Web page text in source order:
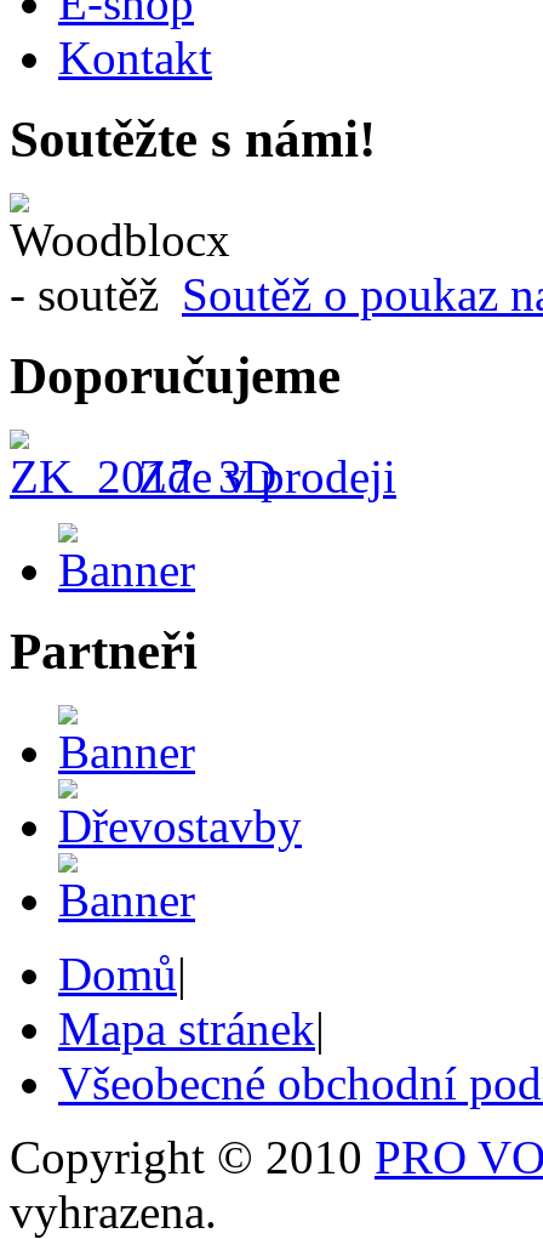
Kontakt
Soutěžte s námi!
Soutěž o poukaz
Doporučujeme
Zde v prodeji
Partneři
Domů|
Mapa stránek|
Všeobecné obchodní
Copyright © 2010 PRO
vyhrazena.